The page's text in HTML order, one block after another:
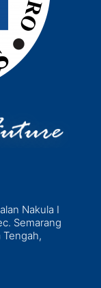
Nakula I
Semarang
Tengah,